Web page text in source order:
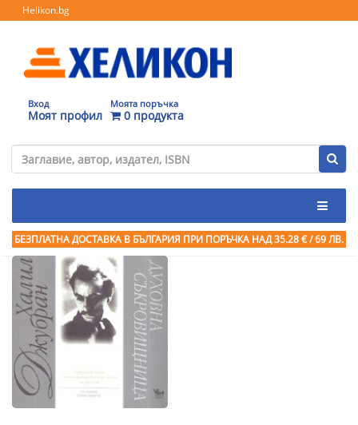
Helikon.bg
Вход
Моят профил
Моята поръчка
0 продукта
БЕЗПЛАТНА ДОСТАВКА В БЪЛГАРИЯ ПРИ ПОРЪЧКА НАД 35.28 € / 69 ЛВ.